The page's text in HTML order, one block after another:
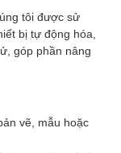
tôi được sử
bị tự động hóa,
góp phần nâng
vẽ, mẫu hoặc